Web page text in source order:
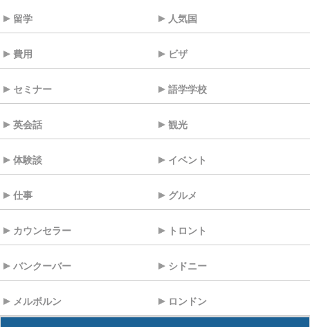
留学 人気国
費用 ビザ
セミナー 語学学校
英会話 観光
体験談 イベント
仕事 グルメ
カウンセラー トロント
バンクーバー シドニー
メルボルン ロンドン